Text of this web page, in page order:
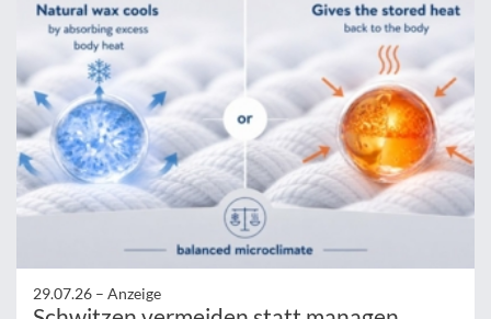
29.07.26 – Anzeige